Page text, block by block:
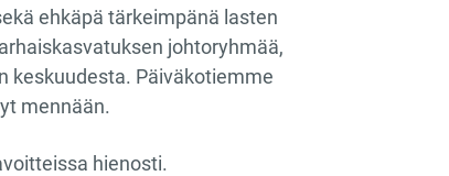
ehkäpä tärkeimpänä lasten
johtoryhmää,
keskuudesta. Päiväkotiemme
mennään.
hienosti.